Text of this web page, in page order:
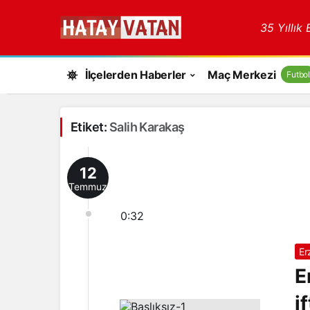
35 Yıllık
İlçelerden Haberler Maç Merkezi Futbol
Etiket: Salih Karakaş
12
Temmuz
0:32